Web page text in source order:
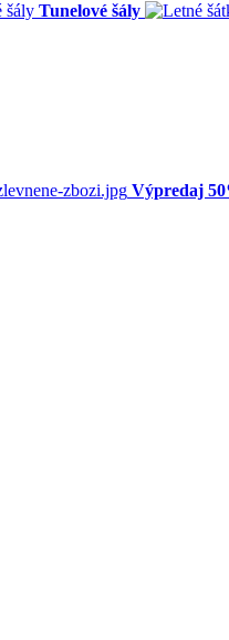
Tunelové šály
Výpredaj